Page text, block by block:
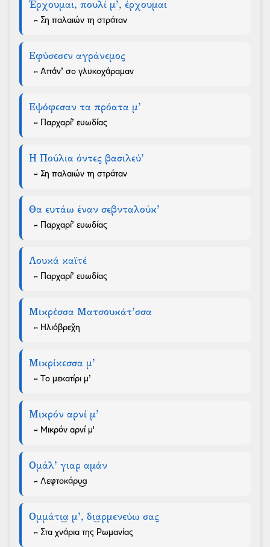
Έρχουμαι, πουλί μ’, έρχουμαι
- Ση παλαιών τη στράταν
Εφύσεσεν αγράνεμος
- Απάν’ σο γλυκοχάραμαν
Εψόφεσαν τα πρόατα μ’
- Παρχαρί’ ευωδίας
Η Πούλια όντες βασιλεύ’
- Ση παλαιών τη στράταν
Θα ευτάω έναν σεβνταλούκ’
- Παρχαρί’ ευωδίας
Λουκά καϊτέ
- Παρχαρί’ ευωδίας
Μικρέσσα Ματσουκάτ’σσα
- Ηλιόβρεχ̌η
Μικρίκεσσα μ’
- Το μεκατίρι μ’
Μικρόν αρνί μ’
- Μικρόν αρνί μ'
Ομάλ’ γιαρ αμάν
- Λεφτοκάρυ͜α
Ομμάτι͜α μ’, δι͜αρμενεύω σας
- Στα χνάρια της Ρωμανίας